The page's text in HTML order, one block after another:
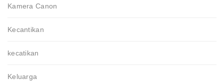
Kamera Canon
Kecantikan
kecatikan
Keluarga